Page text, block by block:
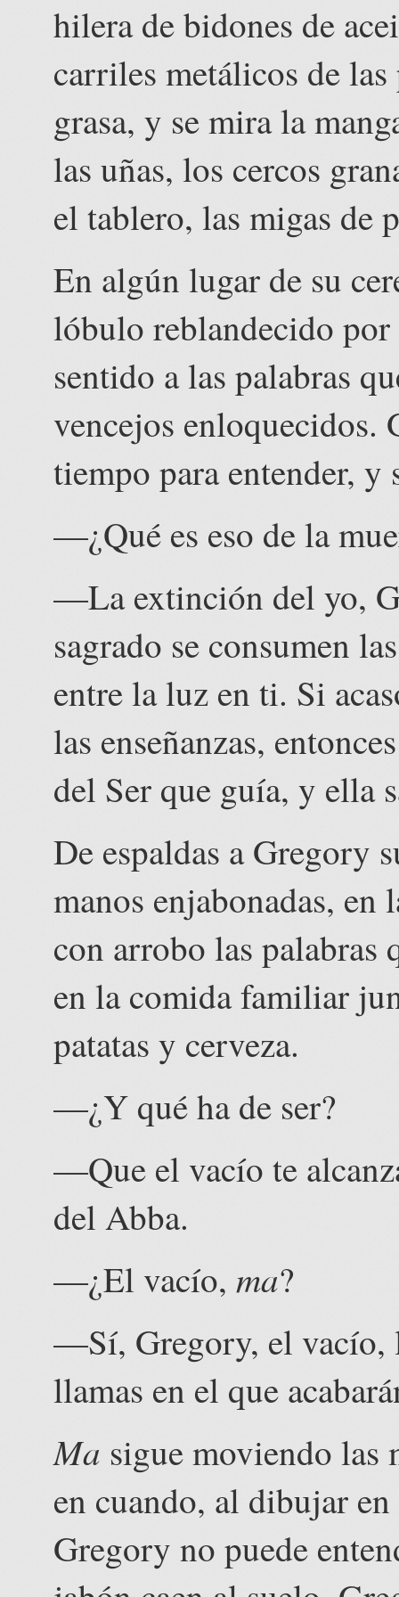
hilera de bidones de
carriles metálicos de
grasa, y se mira la
las uñas, los cercos
el tablero, las migas de
En algún lugar de su
lóbulo reblandecido por
sentido a las palabras
vencejos enloquecidos.
tiempo para entender, y
—¿Qué es eso de la
—La extinción del yo,
sagrado se consumen
entre la luz en ti. Si
las enseñanzas,
del Ser que guía, y ella
De espaldas a Gregory
manos enjabonadas,
con arrobo las palabras
en la comida familiar
patatas y cerveza.
—¿Y qué ha de ser?
—Que el vacío te
del Abba.
—¿El vacío, ma?
—Sí, Gregory, el vacío,
llamas en el que
Ma sigue moviendo las
en cuando, al dibujar
Gregory no puede